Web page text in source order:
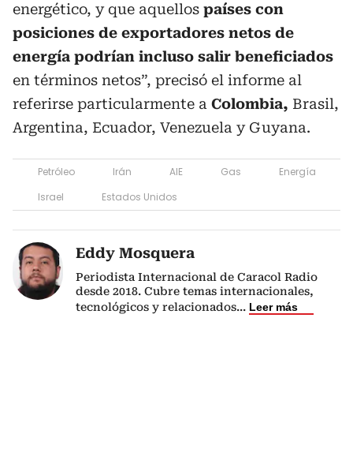
energético, y que aquellos países con
posiciones de exportadores netos de
energía podrían incluso salir beneficiados
en términos netos”, precisó el informe al
referirse particularmente a Colombia, Brasil,
Argentina, Ecuador, Venezuela y Guyana.
Petróleo Irán AIE Gas
Energía
Israel
Estados Unidos
Eddy Mosquera
Periodista Internacional de Caracol Radio
desde 2018. Cubre temas internacionales,
tecnológicos y relacionados... Leer más